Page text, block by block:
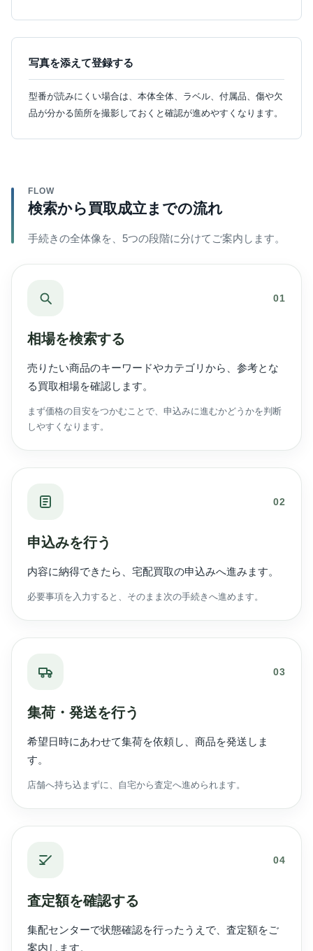
写真を添えて登録する
型番が読みにくい場合は、本体全体、ラベル、付属品、傷や欠
品が分かる箇所を撮影しておくと確認が進めやすくなります。
FLOW
検索から買取成立までの流れ
手続きの全体像を、5つの段階に分けてご案内します。
01
相場を検索する
売りたい商品のキーワードやカテゴリから、参考とな
る買取相場を確認します。
まず価格の目安をつかむことで、申込みに進むかどうかを判断
しやすくなります。
02
申込みを行う
内容に納得できたら、宅配買取の申込みへ進みます。
必要事項を入力すると、そのまま次の手続きへ進めます。
03
集荷・発送を行う
希望日時にあわせて集荷を依頼し、商品を発送しま
す。
店舗へ持ち込まずに、自宅から査定へ進められます。
04
査定額を確認する
集配センターで状態確認を行ったうえで、査定額をご
案内します。